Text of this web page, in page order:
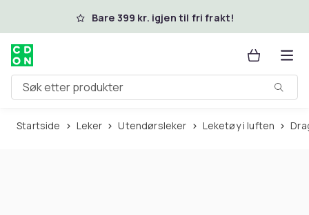
Hopp til hovedinnholdBare 399 kr. igjen til fri frakt!
Søk etter produkter
Startside Leker Utendørsleker Leketøy i luften